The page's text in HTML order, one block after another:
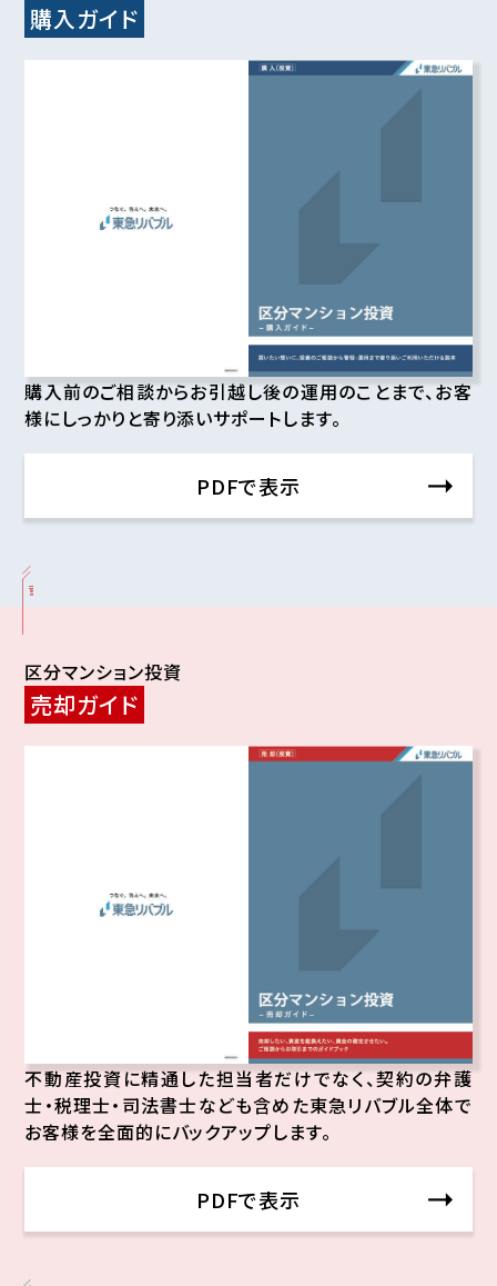
購入ガイド
購入前のご相談からお引越し後の運用のことまで、お客
様にしっかりと寄り添いサポートします。
PDFで表示
sell
区分マンション投資
売却ガイド
不動産投資に精通した担当者だけでなく、契約の弁護
士・税理士・司法書士なども含めた東急リバブル全体で
お客様を全面的にバックアップします。
PDFで表示